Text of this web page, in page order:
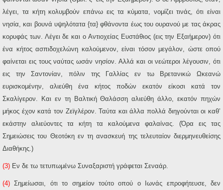
λέγει, τα κήτη κολυμβούν επάνω εις τα κύματα, νομίζει τινάς, ότι είναι
νησία, και βουνά υψηλότατα {τα} φθάνοντα έως του ουρανού με τας άκρας
κορυφάς των. Λέγει δε και ο Αντιοχείας Ευστάθιος (εις την Εξαήμερον) ότι
ένα κήτος ασπιδοχελώνη καλούμενον, είναι τόσον μεγάλον, ώστε οπού
φαίνεται εις τους ναύτας ωσάν νησίον. Αλλά και οι νεώτεροι λέγουσιν, ότι
εις την Σαντονίαν, πόλιν της Γαλλίας εν τω Βρετανικώ Ωκεανώ
ευρισκομένην, αλιεύθη ένα κήτος ποδών εκατόν είκοσι κατά τον
Σκαλίγερον. Και εν τη Βαλτική Θαλάσση αλιεύθη άλλο, εκατόν πηχών
μήκος έχον κατά τον Ζεϊγλέρον. Ταύτα και άλλα πολλά διηγούνται οι καθ’
εκάστην αλιεύοντες τα κήτη τα καλούμενα φαλαίνας. (Όρα εις τας
Σημειώσεις του Θεοτόκη εν τη ανασκευή της τελευταίον διερμηνευθείσης
Διαθήκης.)
(3) Εν δε τω τετυπωμένω Συναξαριστή γράφεται Σεναάρ.
(4) Σημείωσαι, ότι το σημείον τούτο οπού ο Ιωνάς επροφήτευσε, δεν